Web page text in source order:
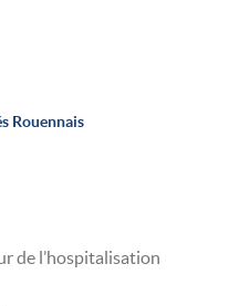
Rouennais
de l’hospitalisation